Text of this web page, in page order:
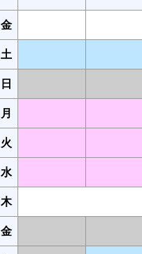
金
土
日
月
火
水
木
金